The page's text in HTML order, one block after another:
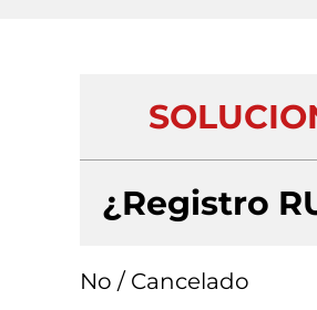
¿Registro
No / Cancelado